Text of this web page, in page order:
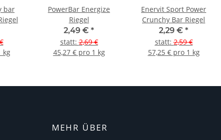
bar
kg
PowerBar Energize
Riegel
2,49 € *
statt:2,69 €
45,27 € pro 1 kg
Enervit Sport Power
Crunchy Bar Riegel
2,29 € *
statt:2,59 €
57,25 € pro 1 kg
MEHR ÜBER